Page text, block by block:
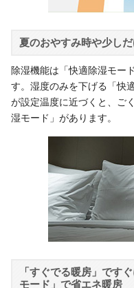
夏のおやすみ時や少し
除湿機能は「快適除湿モー
す。湿度のみを下げる「快
が設定温度に近づくと、ご
湿モード」があります。
「すぐでる暖房」です
モード」で省エネ暖房